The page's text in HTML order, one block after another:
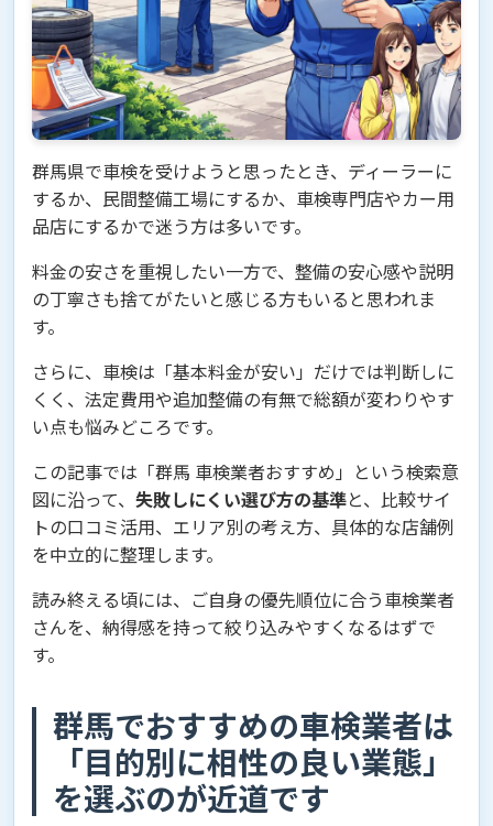
群馬県で車検を受けようと思ったとき、ディーラーに
するか、民間整備工場にするか、車検専門店やカー用
品店にするかで迷う方は多いです。
料金の安さを重視したい一方で、整備の安心感や説明
の丁寧さも捨てがたいと感じる方もいると思われま
す。
さらに、車検は「基本料金が安い」だけでは判断しに
くく、法定費用や追加整備の有無で総額が変わりやす
い点も悩みどころです。
この記事では「群馬 車検業者おすすめ」という検索意
図に沿って、 失敗しにくい選び方の基準と、比較サイ
トの口コミ活用、エリア別の考え方、具体的な店舗例
を中立的に整理します。
読み終える頃には、ご自身の優先順位に合う車検業者
さんを、納得感を持って絞り込みやすくなるはずで
す。
群馬でおすすめの車検業者は
「目的別に相性の良い業態」
を選ぶのが近道です